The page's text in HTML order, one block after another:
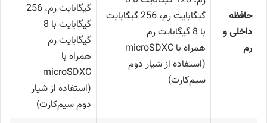
حافظه
داخلی و
رم
گیگابایت رم، 256 گیگابایت
با 8 گیگابایت رم
همراه با microSDXC
(استفاده‌ از شیار دوم
سیم‌کارت)
گیگابایت رم، 256
گیگابایت با 8
گیگابایت رم
همراه با
microSDXC
(استفاده‌ از شیار
دوم سیم‌کارت)